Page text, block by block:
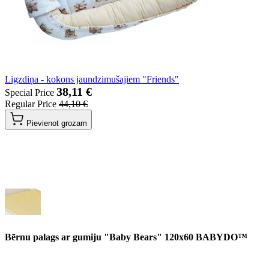
Ligzdiņa - kokons jaundzimušajiem "Friends"
Special Price 38,11 €
Regular Price 44,10 €
Pievienot grozam
Bērnu palags ar gumiju "Baby Bears" 120x60 BABYDO™